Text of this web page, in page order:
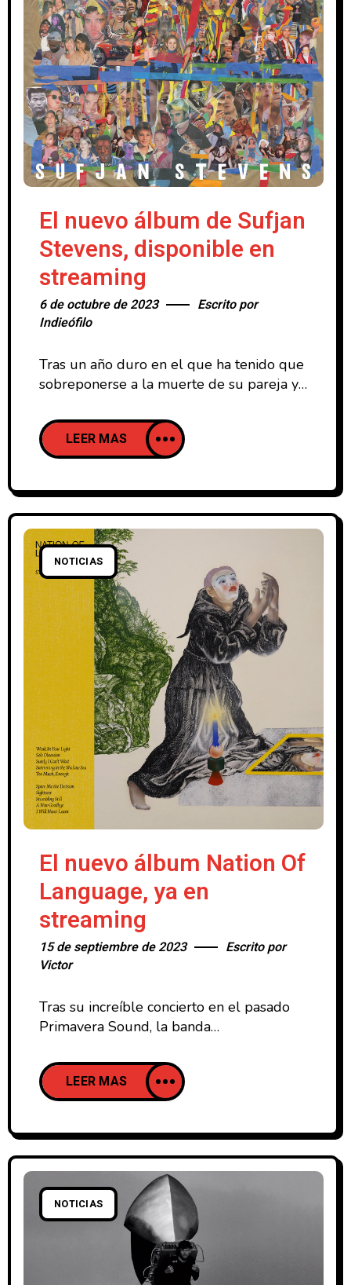
El nuevo álbum de Sufjan
Stevens, disponible en
streaming
6 de octubre de 2023
Escrito por
Indieófilo
Tras un año duro en el que ha tenido que
sobreponerse a la muerte de su pareja y
degenerativa, el norteamericano Sufjan
Stevens ha publicado hoy su esperado
nuevo disco de estudio, ese en el que
experimentación de The Ascension (2020)
LEER MAS
NOTICIAS
El nuevo álbum Nation Of
Language, ya en
streaming
15 de septiembre de 2023
Escrito por
Victor
Tras su increíble concierto en el pasado
Primavera Sound, la banda
publicado su esperadísimo nuevo álbum.
La banda liderada por Ian Richard
Devaney ha mostrado hoy al público
estudio que incluye 10 temas y que de la
mano de una producción magistral por
parte
LEER MAS
NOTICIAS